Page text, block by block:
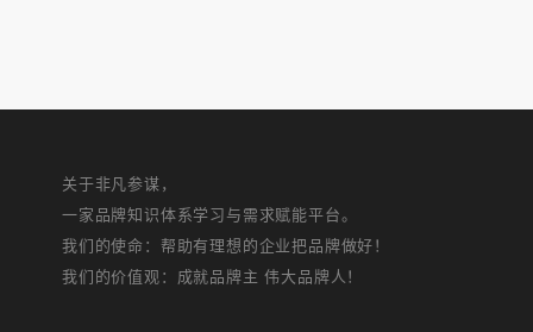
关于非凡参谋，
一家品牌知识体系学习与需求赋能平台。
我们的使命：帮助有理想的企业把品牌做好！
我们的价值观：成就品牌主 伟大品牌人！